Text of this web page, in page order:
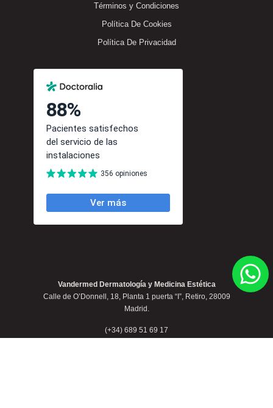
Términos y Condiciones
Política De Cookies
Política De Privacidad
Vandermed Dermatología y Medicina Estética
Calle de O’Donnell, 18, Planta 1 puerta “I”, Retiro, 28009
Madrid.
(+34) 689 51 69 17